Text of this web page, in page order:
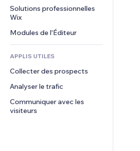
Financement participatif
Alimentation et boissons
Actualités
Services de contenu
Effets de texte
Bannières et badges
Calculateurs
Rechercher
Téléphone
Communauté
Avis et commentaires
Solutions professionnelles
Wix
Modules de l'Éditeur
APPLIS UTILES
Collecter des prospects
Analyser le trafic
Communiquer avec les
visiteurs